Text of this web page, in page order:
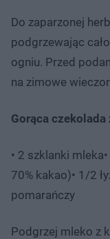
Do zaparzonej
podgrzewając
ogniu. Przed
na zimowe
Gorąca
• 2 szklanki
70% kakao)• 1/2
pomarańczy
Podgrzej mleko z